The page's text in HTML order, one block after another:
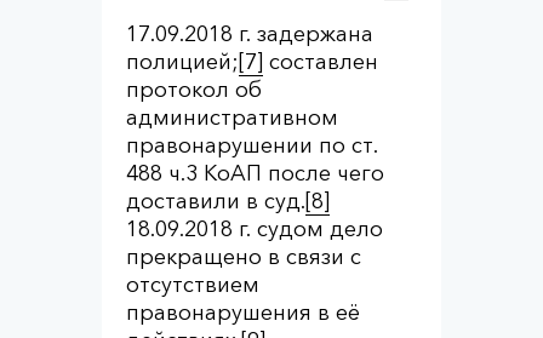
17.09.2018 г. задержана
полицией;[7] составлен
протокол об
административном
правонарушении по ст.
488 ч.3 КоАП после чего
доставили в суд.[8]
18.09.2018 г. судом дело
прекращено в связи с
отсутствием
правонарушения в её